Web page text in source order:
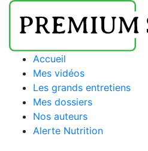
Accueil
Mes vidéos
Les grands entretiens
Mes dossiers
Nos auteurs
Alerte Nutrition